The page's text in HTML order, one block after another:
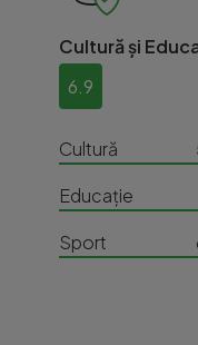
Cultură și
6.9
Cultură
Educație
Sport